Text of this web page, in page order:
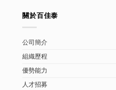
關於百佳泰
公司簡介
組織歷程
優勢能力
人才招募